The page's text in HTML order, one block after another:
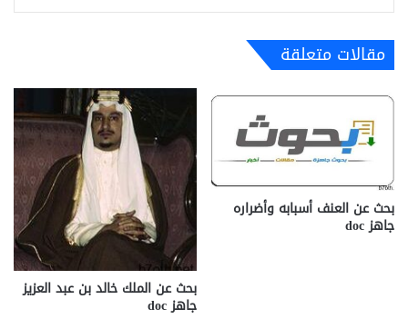
مقالات متعلقة
بحث عن العنف أسبابه وأضراره
جاهز doc‎
بحث عن الملك خالد بن عبد العزيز
جاهز doc‎